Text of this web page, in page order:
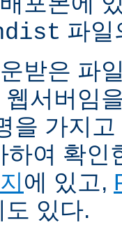
파일
받은 파
서버임
을 가지
하여 확인
에 있고,
있다.